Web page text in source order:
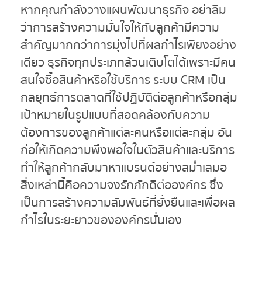
หากคุณกำลังวางแผนพัฒนาธุรกิจ อย่าลืม
ว่าการสร้างความมั่นใจให้กับลูกค้ามีความ
สำคัญมากกว่าการมุ่งไปที่ผลกำไรเพียงอย่าง
เดียว ธุรกิจทุกประเภทล้วนเติบโตได้เพราะมีคน
สนใจซื้อสินค้าหรือใช้บริการ ระบบ CRM เป็น
กลยุทธ์การตลาดที่ใช้ปฏิบัติต่อลูกค้าหรือกลุ่ม
เป้าหมายในรูปแบบที่สอดคล้องกับความ
ต้องการของลูกค้าแต่ละคนหรือแต่ละกลุ่ม อัน
ก่อให้เกิดความพึงพอใจในตัวสินค้าและบริการ
ทำให้ลูกค้ากลับมาหาแบรนด์อย่างสม่ำเสมอ
สิ่งเหล่านี้คือความจงรักภักดีต่อองค์กร ซึ่ง
เป็นการสร้างความสัมพันธ์ที่ยั่งยืนและเพื่อผล
กำไรในระยะยาวขององค์กรนั่นเอง